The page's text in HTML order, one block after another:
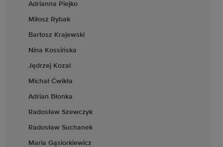
Adrianna Piejko
Miłosz Rybak
Bartosz Krajewski
Nina Kossińska
Jędrzej Kozal
Michał Ćwikła
Adrian Błonka
Radosław Szewczyk
Radosław Suchanek
Maria Gąsiorkiewicz